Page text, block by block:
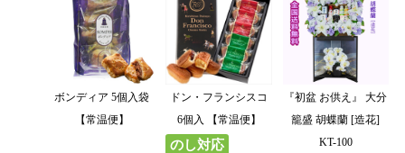
ボンディア 5個入袋
【常温便】
ドン・フランシスコ
6個入 【常温便】
のし対応
『初盆 お供え』 大分
籠盛 胡蝶蘭 [造花]
KT-100